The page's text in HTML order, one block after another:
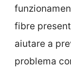
fibre
aiutare a
problema